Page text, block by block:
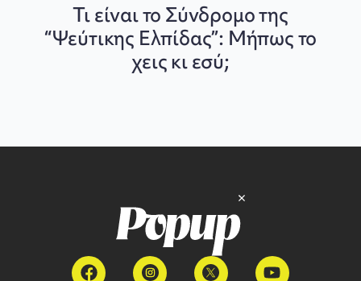
Τι είναι το Σύνδρομο της
“Ψεύτικης Ελπίδας”: Μήπως το
χεις κι εσύ;